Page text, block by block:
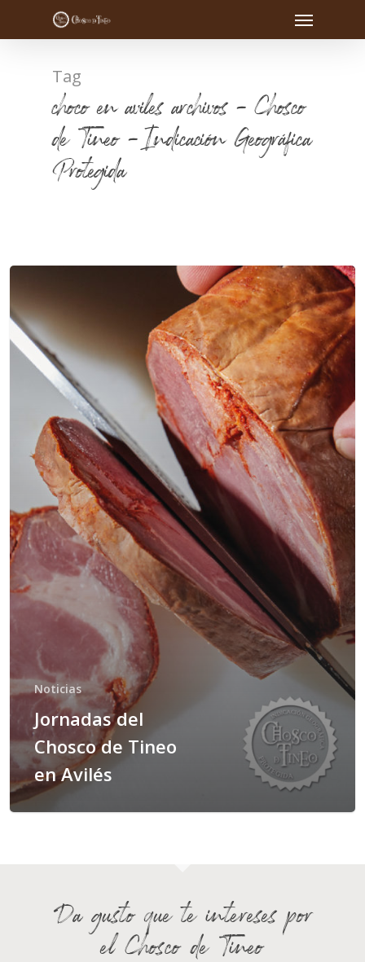
Tag
choco en aviles archivos - Chosco
de Tineo - Indicación Geográfica
Protegida
Noticias
Jornadas del
Chosco de Tineo
en Avilés
Da gusto que te intereses por
el Chosco de Tineo